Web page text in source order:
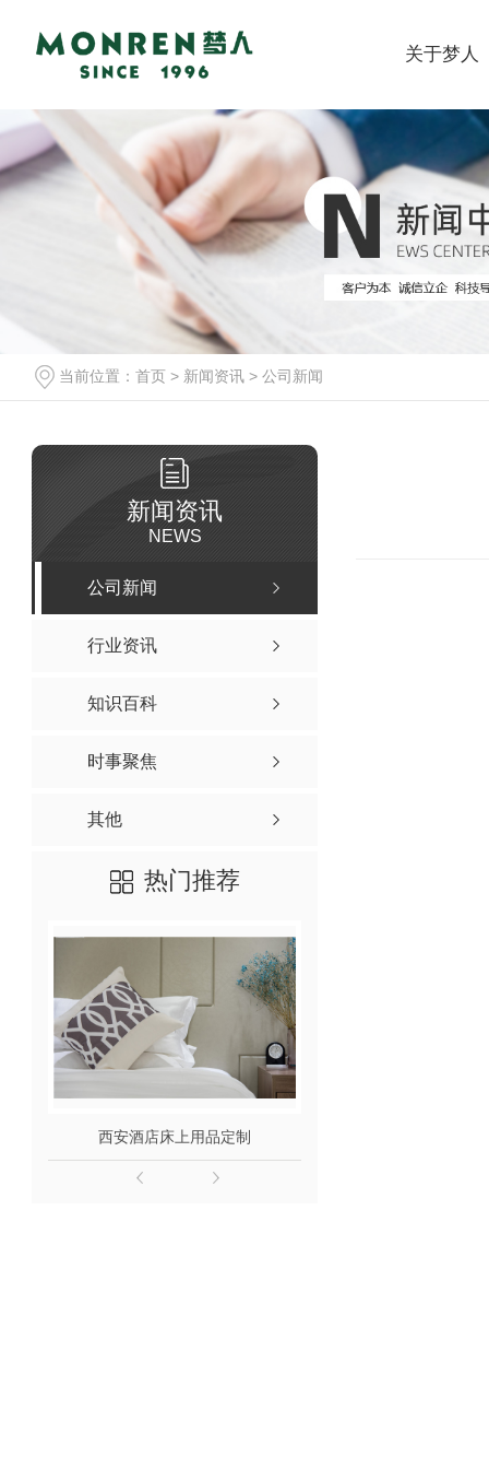
关于梦人
当前位置： 首页 > 新闻资讯 > 公司新闻
新闻资讯
NEWS
公司新闻
行业资讯
知识百科
时事聚焦
其他
热门推荐
西安酒店床上用品定制